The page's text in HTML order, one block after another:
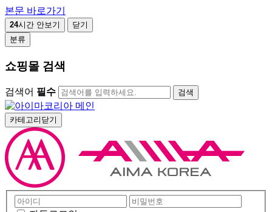
본문 바로가기
24시간 안보기
닫기
분류
쇼핑몰 검색
검색어 필수 검색
카테고리닫기